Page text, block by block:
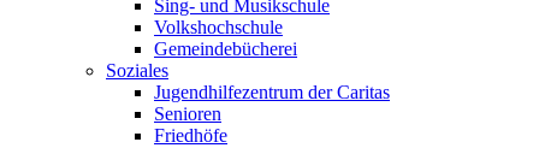
Sing- und Musikschule
Volkshochschule
Gemeindebücherei
Soziales
Jugendhilfezentrum der Caritas
Senioren
Friedhöfe